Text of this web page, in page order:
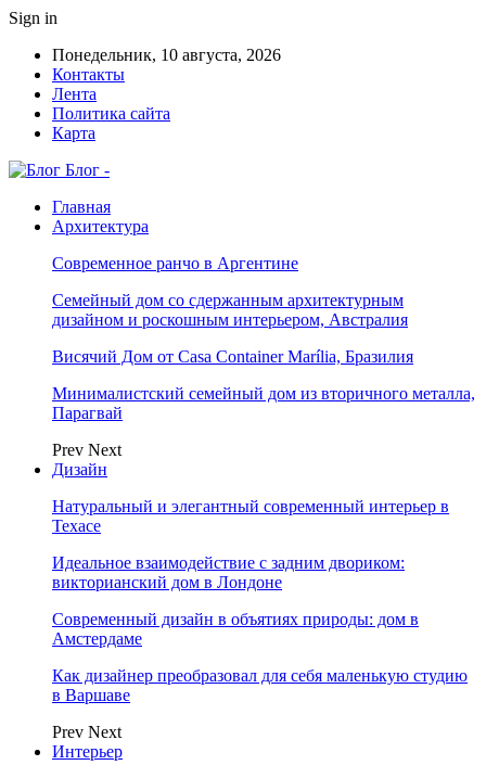
Sign in
Понедельник, 10 августа, 2026
Контакты
Лента
Политика сайта
Карта
Блог -
Главная
Архитектура
Современное ранчо в Аргентине
Семейный дом со сдержанным архитектурным
дизайном и роскошным интерьером, Австралия
Висячий Дом от Casa Container Marília, Бразилия
Минималистский семейный дом из вторичного металла,
Парагвай
Prev Next
Дизайн
Натуральный и элегантный современный интерьер в
Техасе
Идеальное взаимодействие с задним двориком:
викторианский дом в Лондоне
Современный дизайн в объятиях природы: дом в
Амстердаме
Как дизайнер преобразовал для себя маленькую студию
в Варшаве
Prev Next
Интерьер